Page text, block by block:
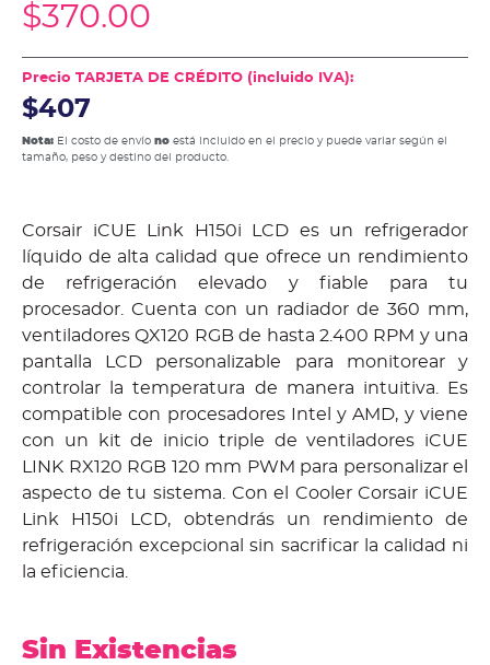
$370.00
Precio TARJETA DE CRÉDITO (incluido IVA):
$407
Nota: El costo de envío no está incluido en el precio y puede variar según el
tamaño, peso y destino del producto.
Corsair iCUE Link H150i LCD es un refrigerador
líquido de alta calidad que ofrece un rendimiento
de refrigeración elevado y fiable para tu
procesador. Cuenta con un radiador de 360 mm,
ventiladores QX120 RGB de hasta 2.400 RPM y una
pantalla LCD personalizable para monitorear y
controlar la temperatura de manera intuitiva. Es
compatible con procesadores Intel y AMD, y viene
con un kit de inicio triple de ventiladores iCUE
LINK RX120 RGB 120 mm PWM para personalizar el
aspecto de tu sistema. Con el Cooler Corsair iCUE
Link H150i LCD, obtendrás un rendimiento de
refrigeración excepcional sin sacrificar la calidad ni
la eficiencia.
Sin Existencias